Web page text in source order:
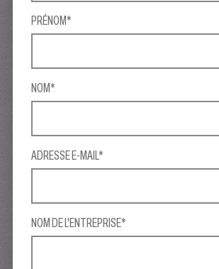
PRÉNOM*
NOM*
ADRESSE E-MAIL*
NOM DE L'ENTREPRISE*